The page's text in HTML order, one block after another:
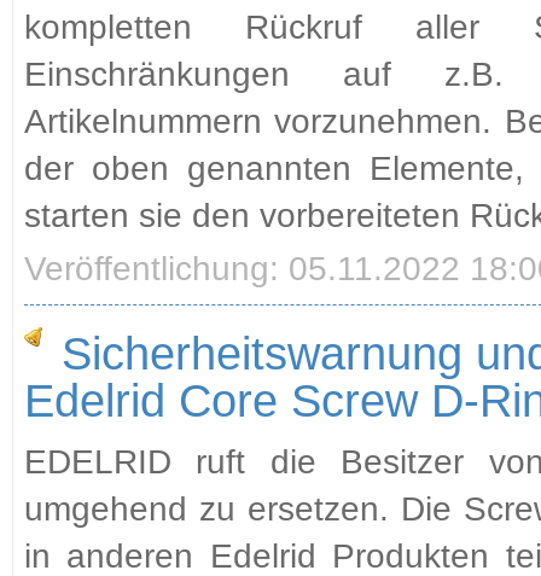
kompletten Rückruf aller
Einschränkungen auf z.B.
Artikelnummern vorzunehmen.
der oben genannten
starten sie den vorbereiteten
Veröffentlichung: 05.11.2022
Sicherheitswarnung
Edelrid Core Screw D-
EDELRID ruft die Besitzer
umgehend zu ersetzen. Die
in anderen Edelrid Produkten